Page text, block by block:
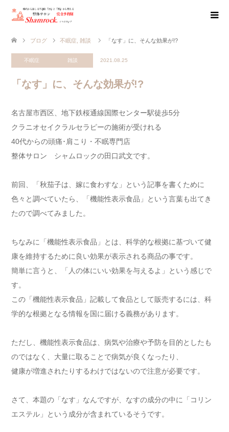
ブログ 不眠症 雑談 「なす」に、そんな効果が!?
不眠症 雑談 2021.08.25
「なす」に、そんな効果が!?
名古屋市西区、地下鉄桜通線国際センター駅徒歩5分
クラニオセイクラルセラピーの施術が受けれる
40代からの頭痛･肩こり・不眠専門店
整体サロン シャムロックの田口武文です。
前回、「秋茄子は、嫁に食わすな」という記事を書くために
色々と調べていたら、「機能性表示食品」という言葉も出てき
たので調べてみました。
ちなみに「機能性表示食品」とは、科学的な根拠に基づいて健
康を維持するために良い効果が表示される商品の事です。
簡単に言うと、「人の体にいい効果を与えるよ」という感じで
す。
この「機能性表示食品」記載して食品として販売するには、科
学的な根拠となる情報を国に届ける義務があります。
ただし、機能性表示食品は、病気や治療や予防を目的としたも
のではなく、大量に取ることで病気が良くなったり、
健康が増進されたりするわけではないので注意が必要です。
さて、本題の「なす」なんですが、なすの成分の中に「コリン
エステル」という成分が含まれているそうです。